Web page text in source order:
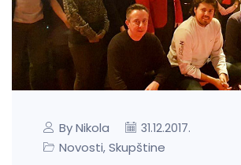
By Nikola 31.12.2017.
Novosti, Skupštine